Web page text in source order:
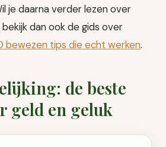
je daarna verder lezen over
dan ook de gids over
bewezen tips die echt werken.
de beste
geld en geluk